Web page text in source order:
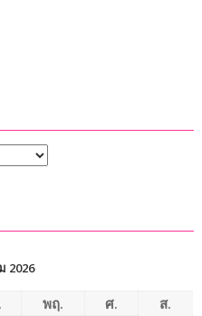
2026
พฤ. ศ.
ส.